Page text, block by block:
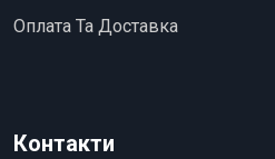
Оплата Та Доставка
Контакти